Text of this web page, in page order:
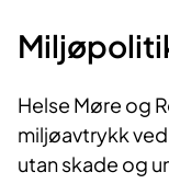
Helse Møre og
miljøavtrykk
utan skade og